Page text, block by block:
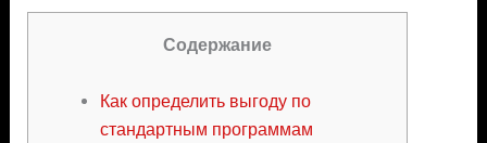
Содержание
Как определить выгоду по
стандартным программам